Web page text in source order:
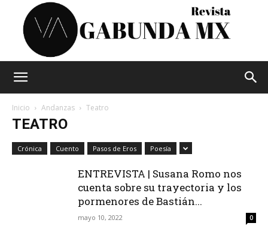
Mx
Inicio Andanzas Teatro
TEATRO
Crónica Cuento Pasos de Eros Poesía
ENTREVISTA | Susana Romo nos
cuenta sobre su trayectoria y los
pormenores de Bastián...
mayo 10, 2022 0